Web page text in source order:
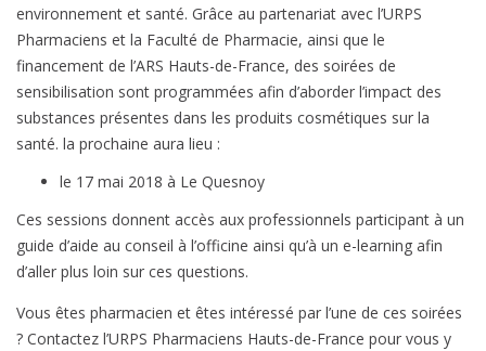
environnement et santé. Grâce au partenariat avec l’URPS
Pharmaciens et la Faculté de Pharmacie, ainsi que le
financement de l’ARS Hauts-de-France, des soirées de
sensibilisation sont programmées afin d’aborder l’impact des
substances présentes dans les produits cosmétiques sur la
santé. la prochaine aura lieu :
le 17 mai 2018 à Le Quesnoy
Ces sessions donnent accès aux professionnels participant à un
guide d’aide au conseil à l’officine ainsi qu’à un e-learning afin
d’aller plus loin sur ces questions.
Vous êtes pharmacien et êtes intéressé par l’une de ces soirées
? Contactez l’URPS Pharmaciens Hauts-de-France pour vous y